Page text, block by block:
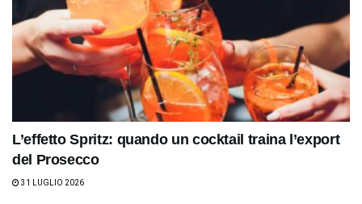
L’effetto Spritz: quando un cocktail traina l’export
del Prosecco
31 LUGLIO 2026